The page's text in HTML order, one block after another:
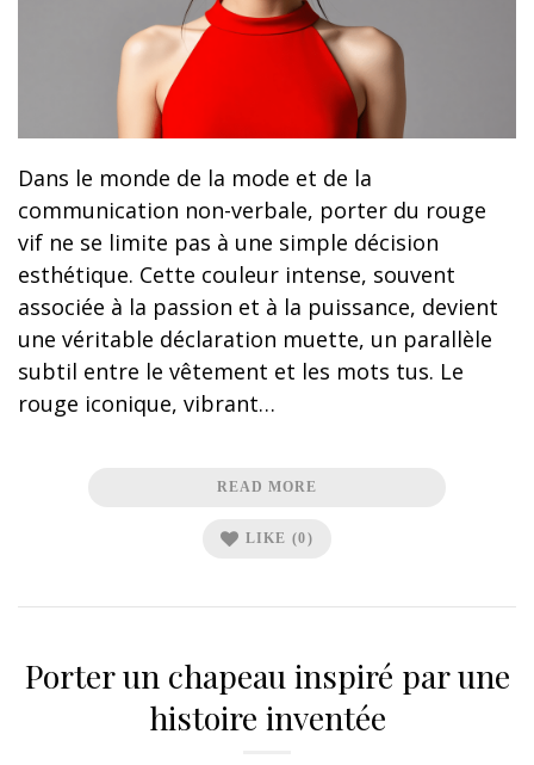
Dans le monde de la mode et de la
communication non-verbale, porter du rouge
vif ne se limite pas à une simple décision
esthétique. Cette couleur intense, souvent
associée à la passion et à la puissance, devient
une véritable déclaration muette, un parallèle
subtil entre le vêtement et les mots tus. Le
rouge iconique, vibrant…
READ MORE
LIKE (0)
Porter un chapeau inspiré par une
histoire inventée